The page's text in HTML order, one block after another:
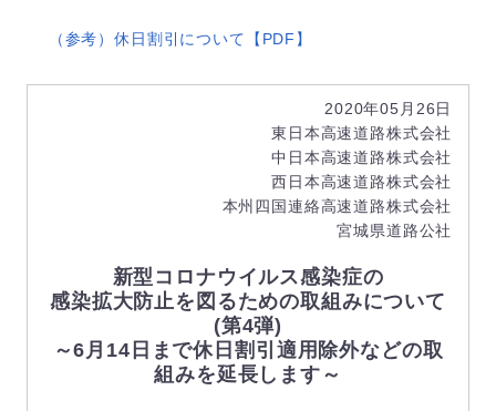
（参考）休日割引について【PDF】
2020年05月26日
東日本高速道路株式会社
中日本高速道路株式会社
西日本高速道路株式会社
本州四国連絡高速道路株式会社
宮城県道路公社
新型コロナウイルス感染症の
感染拡大防止を図るための取組みについて
(第4弾)
～6月14日まで休日割引適用除外などの取
組みを延長します～